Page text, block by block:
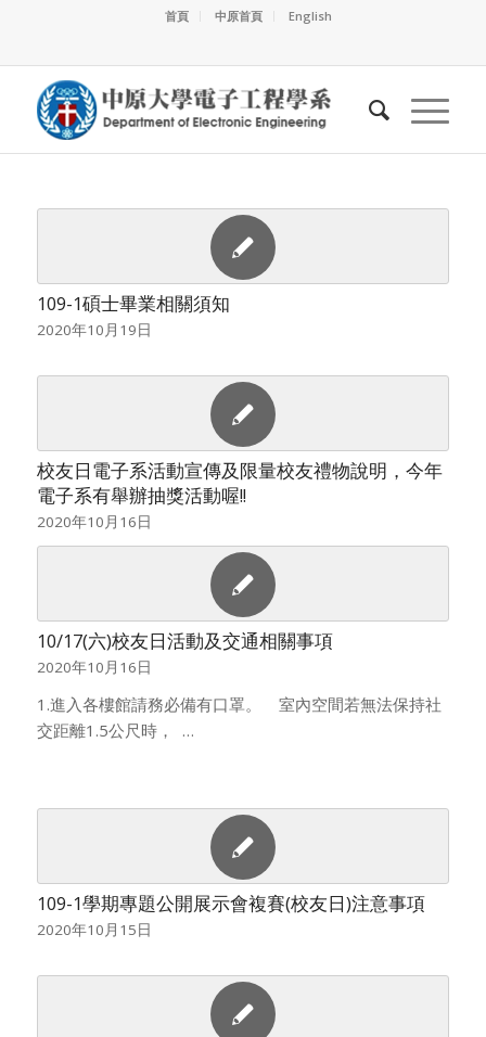
首頁 中原首頁 English
109-1碩士畢業相關須知
2020年10月19日
校友日電子系活動宣傳及限量校友禮物說明，今年
電子系有舉辦抽獎活動喔!!
2020年10月16日
10/17(六)校友日活動及交通相關事項
2020年10月16日
1.進入各樓館請務必備有口罩。 室內空間若無法保持社
交距離1.5公尺時， …
109-1學期專題公開展示會複賽(校友日)注意事項
2020年10月15日